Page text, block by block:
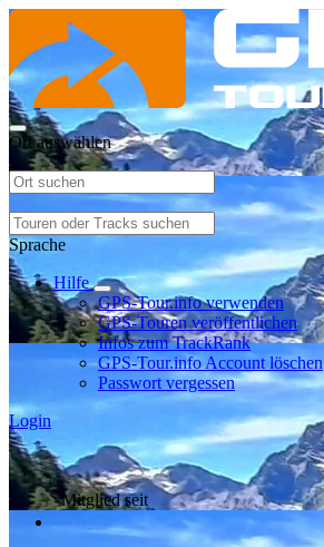
Ort auswählen
Sprache
Hilfe
GPS-Tour.info verwenden
GPS-Touren veröffentlichen
Infos zum TrackRank
GPS-Tour.info Account löschen
Passwort vergessen
Login
Mitglied seit